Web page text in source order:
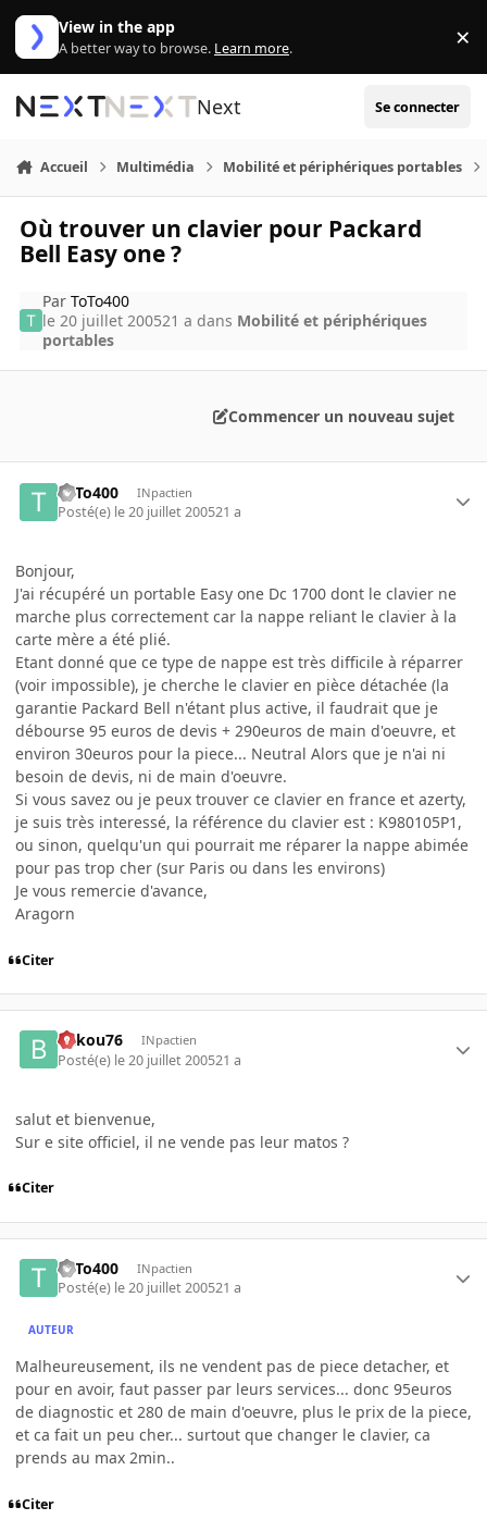
Aller au contenu
View in the app
A better way to browse. Learn more. ×
Next Se connecter
Accueil Multimédia Mobilité et périphériques portables
Où trouver un clavier pour Packard
Bell Easy one ?
ParToTo400
le 20 juillet 200521 a dans Mobilité et périphériques
portables
Commencer un nouveau sujet
ToTo400 INpactien
Posté(e) le 20 juillet 200521 a
Bonjour,
J'ai récupéré un portable Easy one Dc 1700 dont le clavier ne
marche plus correctement car la nappe reliant le clavier à la
carte mère a été plié.
Etant donné que ce type de nappe est très difficile à réparrer
(voir impossible), je cherche le clavier en pièce détachée (la
garantie Packard Bell n'étant plus active, il faudrait que je
débourse 95 euros de devis + 290euros de main d'oeuvre, et
environ 30euros pour la piece... Neutral Alors que je n'ai ni
besoin de devis, ni de main d'oeuvre.
Si vous savez ou je peux trouver ce clavier en france et azerty,
je suis très interessé, la référence du clavier est : K980105P1,
ou sinon, quelqu'un qui pourrait me réparer la nappe abimée
pour pas trop cher (sur Paris ou dans les environs)
Je vous remercie d'avance,
Aragorn
Citer
bakou76 INpactien
Posté(e) le 20 juillet 200521 a
salut et bienvenue,
Sur e site officiel, il ne vende pas leur matos ?
Citer
ToTo400 INpactien
Posté(e) le 20 juillet 200521 a
AUTEUR
Malheureusement, ils ne vendent pas de piece detacher, et
pour en avoir, faut passer par leurs services... donc 95euros
de diagnostic et 280 de main d'oeuvre, plus le prix de la piece,
et ca fait un peu cher... surtout que changer le clavier, ca
prends au max 2min..
Citer